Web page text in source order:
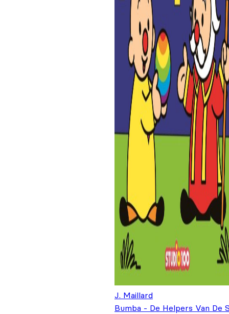
J. Maillard
Bumba - De Helpers Van De